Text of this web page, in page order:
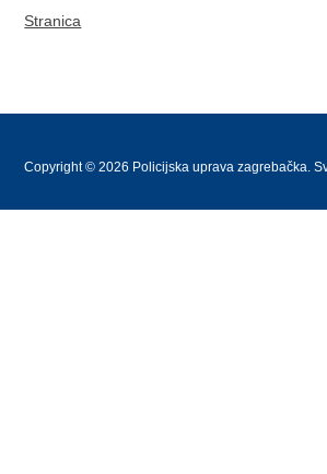
Stranica
Copyright © 2026 Policijska uprava zagrebačka.